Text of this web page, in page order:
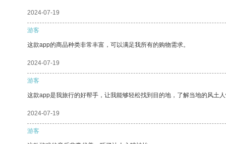
2024-07-19
游客
这款app的商品种类非常丰富，可以满足我所有的购物需求。
2024-07-19
游客
这款app是我旅行的好帮手，让我能够轻松找到目的地，了解当地的风土
2024-07-19
游客